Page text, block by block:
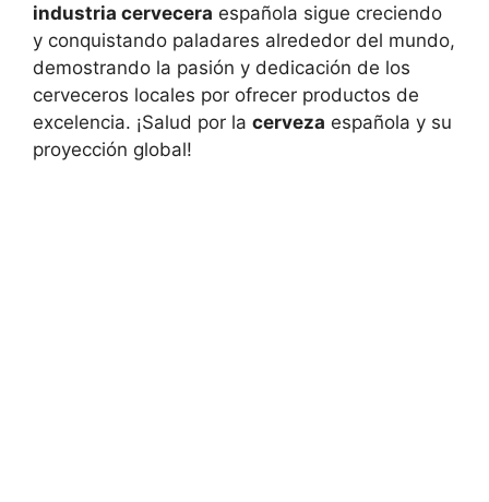
industria cervecera española sigue creciendo
y conquistando paladares alrededor del mundo,
demostrando la pasión y dedicación de los
cerveceros locales por ofrecer productos de
excelencia. ¡Salud por la cerveza española y su
proyección global!